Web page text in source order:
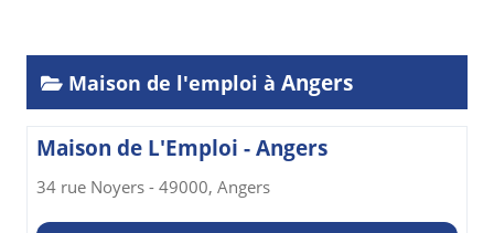
Maison de l'emploi à Angers
Maison de L'Emploi - Angers
34 rue Noyers - 49000, Angers